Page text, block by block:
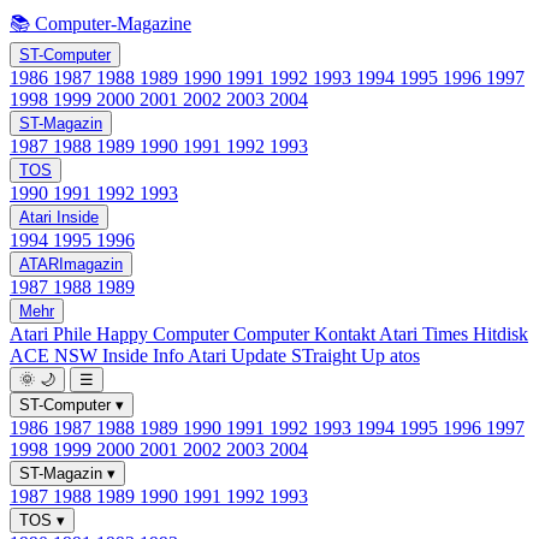
📚 Computer-Magazine
ST-Computer
1986 1987 1988 1989 1990 1991 1992 1993 1994 1995 1996 1997
1998 1999 2000 2001 2002 2003 2004
ST-Magazin
1987 1988 1989 1990 1991 1992 1993
TOS
1990 1991 1992 1993
Atari Inside
1994 1995 1996
ATARImagazin
1987 1988 1989
Mehr
Atari Phile Happy ComputerComputer Kontakt Atari Times Hitdisk
ACE NSW Inside Info Atari Update STraight Up atos
🌞 🌙
☰
ST-Computer ▾
1986 1987 1988 1989 1990 1991 1992 1993 1994 1995 1996 1997
1998 1999 2000 2001 2002 2003 2004
ST-Magazin ▾
1987 1988 1989 1990 1991 1992 1993
TOS ▾